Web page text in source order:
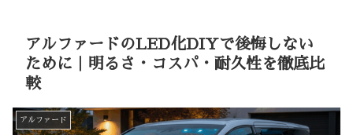
アルファードのLED化DIYで後悔しない
ために｜明るさ・コスパ・耐久性を徹底比
較
アルファード